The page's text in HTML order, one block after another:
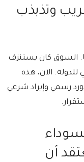
وتذبذب
⁠السوق كان يستنزف
⁠الآن، هذه
رسمي وإيراد شرعي
أن